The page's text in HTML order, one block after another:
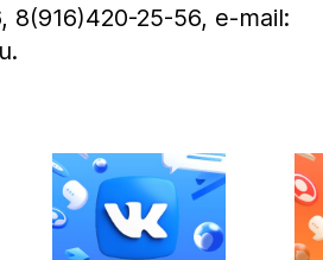
8(916)420-25-56, e-mail: